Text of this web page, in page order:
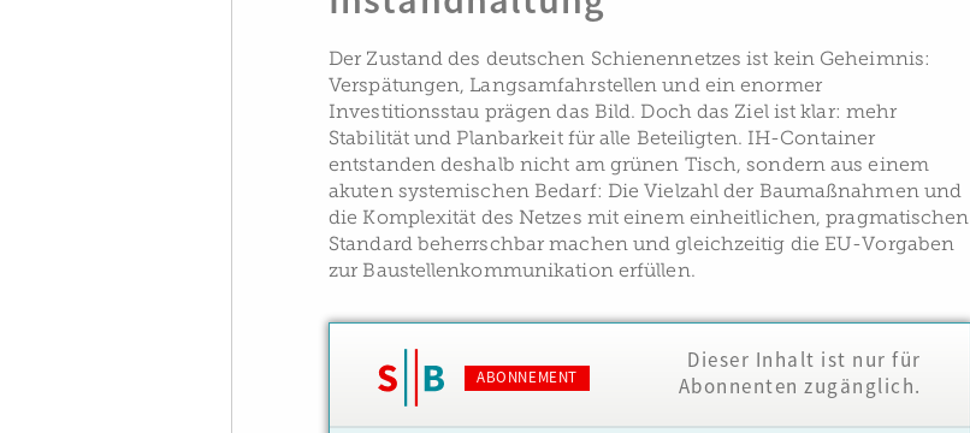
Der Zustand des deutschen Schienennetzes ist kein Geheimnis:
Verspätungen, Langsamfahrstellen und ein enormer
Investitionsstau prägen das Bild. Doch das Ziel ist klar: mehr
Stabilität und Planbarkeit für alle Beteiligten. IH-Container
entstanden deshalb nicht am grünen Tisch, sondern aus einem
akuten systemischen Bedarf: Die Vielzahl der Baumaßnahmen und
die Komplexität des Netzes mit einem einheitlichen, pragmatischen
Standard beherrschbar machen und gleichzeitig die EU-Vorgaben
zur Baustellenkommunikation erfüllen.
ABONNEMENT
Dieser Inhalt ist nur für
Abonnenten zugänglich.